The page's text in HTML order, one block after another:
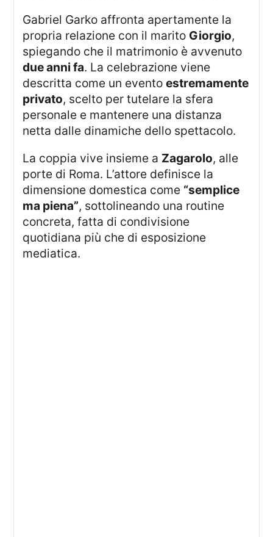
Gabriel Garko affronta apertamente la
propria relazione con il marito Giorgio,
spiegando che il matrimonio è avvenuto
due anni fa. La celebrazione viene
descritta come un eventoestremamente
privato, scelto per tutelare la sfera
personale e mantenere una distanza
netta dalle dinamiche dello spettacolo.
La coppia vive insieme a Zagarolo, alle
porte di Roma. L’attore definisce la
dimensione domestica come “semplice
ma piena”, sottolineando una routine
concreta, fatta di condivisione
quotidiana più che di esposizione
mediatica.